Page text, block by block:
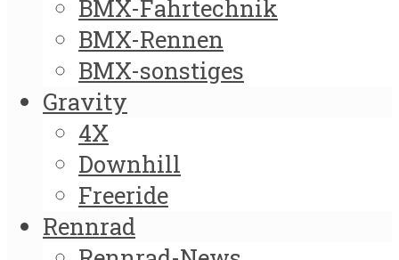
BMX-Fahrtechnik
BMX-Rennen
BMX-sonstiges
Gravity
4X
Downhill
Freeride
Rennrad